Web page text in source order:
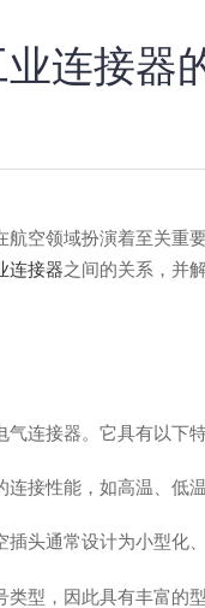
连接器
空领域扮演着至关重
连接器之间的关系，并
连接器。它具有以下特
接性能，如高温、低
头通常设计为小型化、
型，因此具有丰富的型